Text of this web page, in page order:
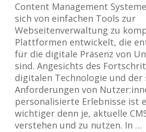
Content Management
sich von einfachen Tools zur
Webseitenverwaltung zu
Plattformen entwickelt, die
für die digitale Präsenz von
sind. Angesichts des
digitalen Technologie und der
Anforderungen von
personalisierte Erlebnisse ist
wichtiger denn je, aktuelle
verstehen und zu nutzen. In …